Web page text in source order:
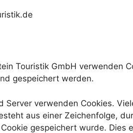
Touristik GmbH verwenden
gespeichert werden.
Server verwenden Cookies.
aus einer Zeichenfolge,
gespeichert wurde.